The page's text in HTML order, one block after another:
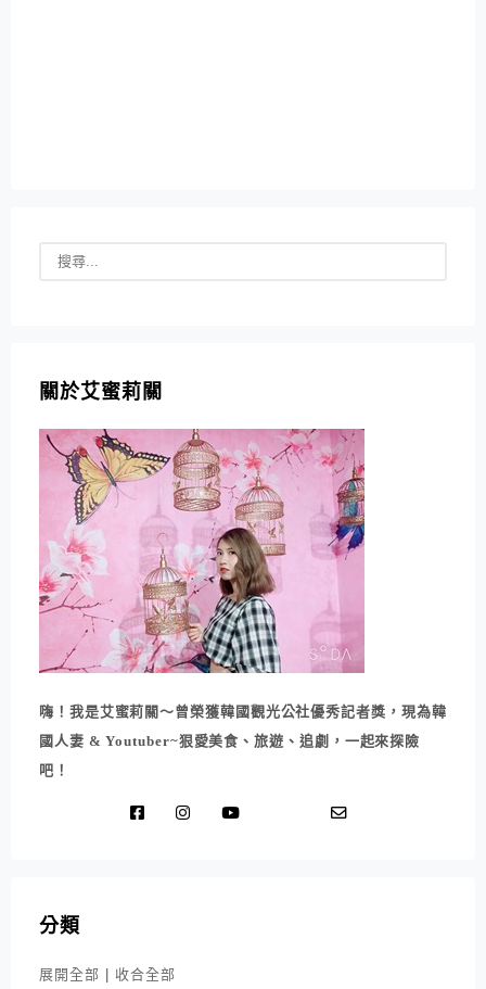
關於艾蜜莉關
嗨！我是艾蜜莉關～曾榮獲韓國觀光公社優秀記者獎，現為韓
國人妻 & Youtuber~狠愛美食、旅遊、追劇，一起來探險
吧！
分類
展開全部
收合全部